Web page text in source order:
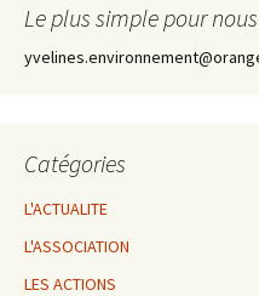
Le plus simple pour
Catégories
L'ACTUALITE
L'ASSOCIATION
LES ACTIONS